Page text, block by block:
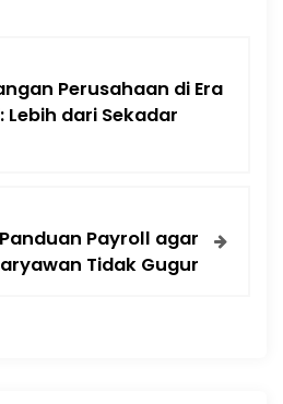
Perusahaan di Era
Lebih dari Sekadar
Panduan Payroll agar
Tidak Gugur